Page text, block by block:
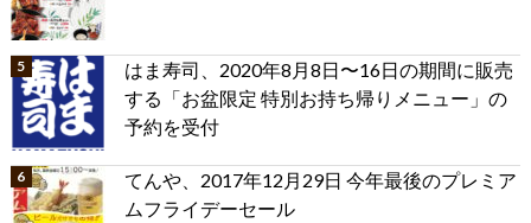
はま寿司、2020年8月8日〜16日の期間に販売
する「お盆限定 特別お持ち帰りメニュー」の
予約を受付
てんや、2017年12月29日 今年最後のプレミア
ムフライデーセール